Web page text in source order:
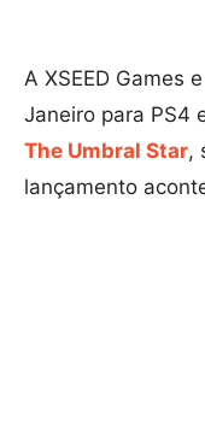
A XSEED Games
Janeiro para PS4
The Umbral Star,
lançamento